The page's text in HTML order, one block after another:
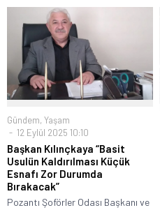
Gündem, Yaşam
12 Eylül 2025 10:10
Başkan Kılınçkaya “Basit
Usulün Kaldırılması Küçük
Esnafı Zor Durumda
Bırakacak”
Pozantı Şoförler Odası Başkanı ve